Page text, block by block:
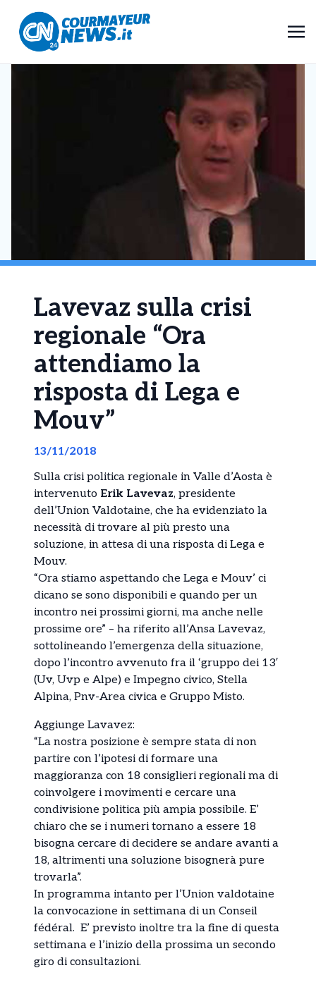
Lavevaz sulla crisi
regionale “Ora
attendiamo la
risposta di Lega e
Mouv”
13/11/2018
Sulla crisi politica regionale in Valle d’Aosta è
intervenuto Erik Lavevaz, presidente
dell’Union Valdotaine, che ha evidenziato la
necessità di trovare al più presto una
soluzione, in attesa di una risposta di Lega e
Mouv.
“Ora stiamo aspettando che Lega e Mouv’ ci
dicano se sono disponibili e quando per un
incontro nei prossimi giorni, ma anche nelle
prossime ore” – ha riferito all’Ansa Lavevaz,
sottolineando l’emergenza della situazione,
dopo l’incontro avvenuto fra il ‘gruppo dei 13′
(Uv, Uvp e Alpe) e Impegno civico, Stella
Alpina, Pnv-Area civica e Gruppo Misto.
Aggiunge Lavavez:
“La nostra posizione è sempre stata di non
partire con l’ipotesi di formare una
maggioranza con 18 consiglieri regionali ma di
coinvolgere i movimenti e cercare una
condivisione politica più ampia possibile. E’
chiaro che se i numeri tornano a essere 18
bisogna cercare di decidere se andare avanti a
18, altrimenti una soluzione bisognerà pure
trovarla”.
In programma intanto per l’Union valdotaine
la convocazione in settimana di un Conseil
fédéral. E’ previsto inoltre tra la fine di questa
settimana e l’inizio della prossima un secondo
giro di consultazioni.